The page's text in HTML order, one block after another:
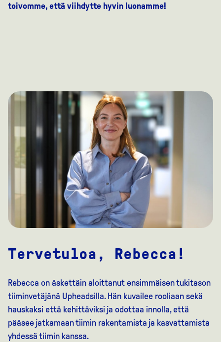
toivomme, että viihdytte hyvin luonamme!
Tervetuloa, Rebecca!
Rebecca on äskettäin aloittanut ensimmäisen tukitason
tiiminvetäjänä Upheadsilla. Hän kuvailee rooliaan sekä
hauskaksi että kehittäviksi ja odottaa innolla, että
pääsee jatkamaan tiimin rakentamista ja kasvattamista
yhdessä tiimin kanssa.